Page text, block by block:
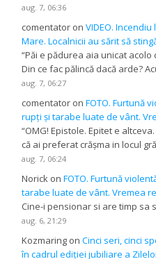
aug. 7, 06:36
comentator onVIDEO.
Mare. Localnicii au sărit să
“Păi e pădurea aia unicat
Din ce fac pălincă dacă arde?
aug. 7, 06:27
comentator onFOTO. Furtună
rupți și tarabe luate de vânt.
“OMG! Epistole. Epitet e
că ai preferat crășma in locul
aug. 7, 06:24
Norick onFOTO. Furtună
tarabe luate de vânt. Vremea
Cine-i pensionar si are timp
aug. 6, 21:29
Kozmaring onCinci seri, cinci
în cadrul ediției jubiliare a